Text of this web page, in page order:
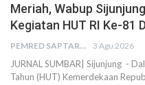
Meriah, Wabup
Kegiatan HUT RI Ke-81
PEMRED SAPTARIUS 3 Agu 2026
JURNAL SUMBAR| Sijunjung -
Tahun (HUT) Kemerdekaan